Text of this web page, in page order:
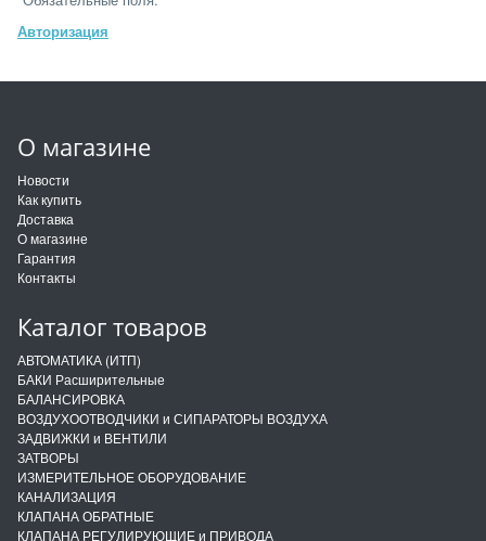
Авторизация
О магазине
Новости
Как купить
Доставка
О магазине
Гарантия
Контакты
Каталог товаров
АВТОМАТИКА (ИТП)
БАКИ Расширительные
БАЛАНСИРОВКА
ВОЗДУХООТВОДЧИКИ и СИПАРАТОРЫ ВОЗДУХА
ЗАДВИЖКИ и ВЕНТИЛИ
ЗАТВОРЫ
ИЗМЕРИТЕЛЬНОЕ ОБОРУДОВАНИЕ
КАНАЛИЗАЦИЯ
КЛАПАНА ОБРАТНЫЕ
КЛАПАНА РЕГУЛИРУЮЩИЕ и ПРИВОДА